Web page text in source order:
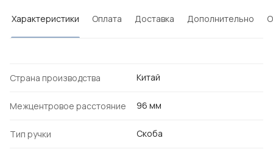
Характеристики Оплата Доставка Дополнительно
Страна производства Китай
Межцентровое расстояние 96 мм
Тип ручки Скоба